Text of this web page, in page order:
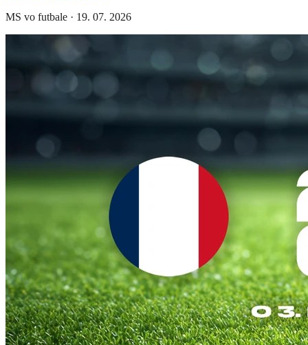
MS vo futbale · 19. 07. 2026